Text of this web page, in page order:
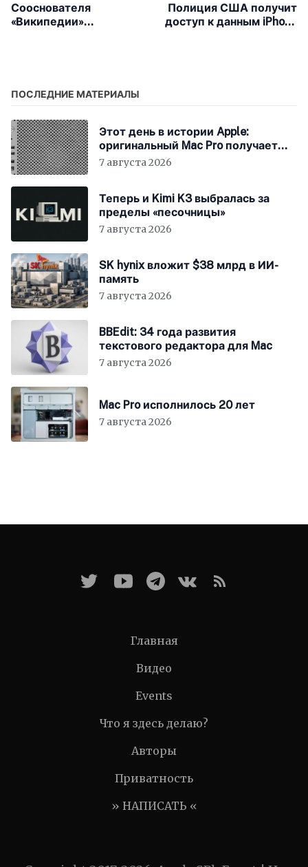
Сооснователя
«Википедии»
Полиция США получит
доступ к данным iPhone
ПОСЛЕДНИЕ МАТЕРИАЛЫ
Этот день в истории Apple:
оригинальный Mac Pro получает
мощный процессор Intel
7 августа 2026
Теперь и Kimi K3 выбралась за
пределы «песочницы»
7 августа 2026
SK hynix вложит $38 млрд в ИИ-
память
7 августа 2026
BBEdit: 34 года развития
текстового редактора для Mac
7 августа 2026
Mac Pro исполнилось 20 лет
7 августа 2026
Главная
Видео
Events
Что я здесь делаю?
Авторы
Приватность
» НАПИСАТЬ «